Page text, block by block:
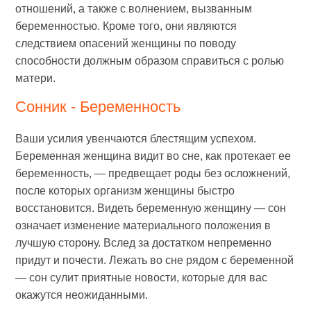
отношений, а также с волнением, вызванным
беременностью. Кроме того, они являются
следствием опасений женщины по поводу
способности должным образом справиться с ролью
матери.
Сонник - Беременность
Ваши усилия увенчаются блестящим успехом.
Беременная женщина видит во сне, как протекает ее
беременность, — предвещает роды без осложнений,
после которых организм женщины быстро
восстановится. Видеть беременную женщину — сон
означает изменение материального положения в
лучшую сторону. Вслед за достатком непременно
придут и почести. Лежать во сне рядом с беременной
— сон сулит приятные новости, которые для вас
окажутся неожиданными.